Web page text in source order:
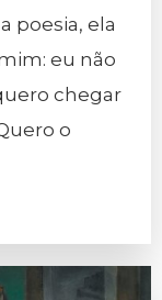
poesia, ela
eu não
chegar
o